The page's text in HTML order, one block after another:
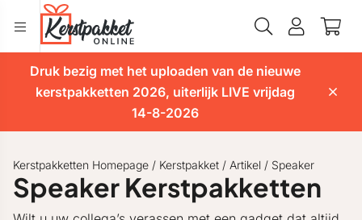
Druk bezig met het uploaden van de nieuwe
kerstpakketten 2026, uiterlijk LIVE vrijdag
14-8-2026
Kerstpakketten Homepage / Kerstpakket / Artikel / Speaker
Speaker Kerstpakketten